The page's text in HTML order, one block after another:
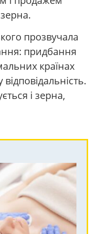
прозвучала
придбання
країнах
і зерна,